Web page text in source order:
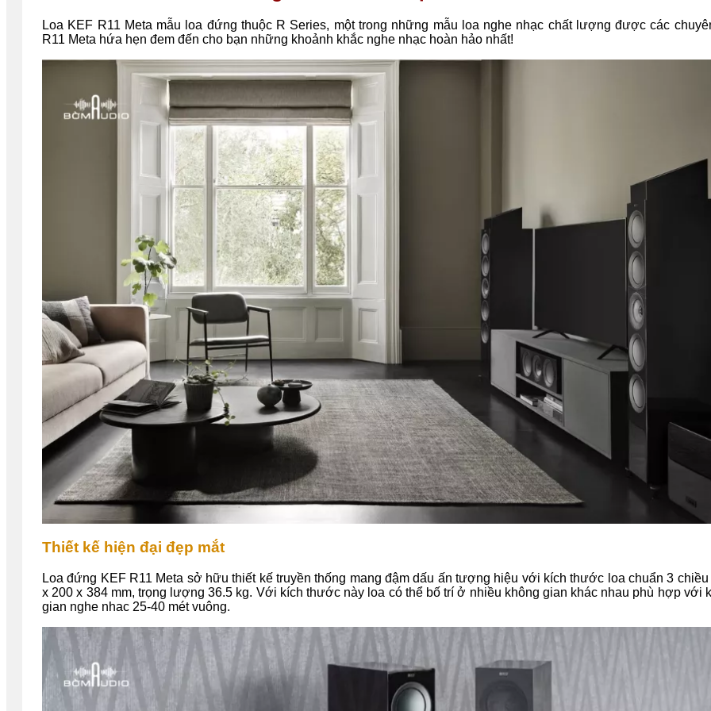
Loa KEF R11 Meta mẫu loa đứng thuộc R Series, một trong những mẫu loa nghe nhạc chất lượng được các
R11 Meta hứa hẹn đem đến cho bạn những khoảnh khắc nghe nhạc hoàn hảo nhất!
Thiết kế hiện đại đẹp mắt
Loa đứng KEF R11 Meta sở hữu thiết kế truyền thống mang đậm dấu ấn tượng hiệu với kích thước loa chuẩn 3 chiều
x 200 x 384 mm, trọng lượng 36.5 kg. Với kích thước này loa có thể bố trí ở nhiều không gian khác nhau phù hợp với
gian nghe nhac 25-40 mét vuông.